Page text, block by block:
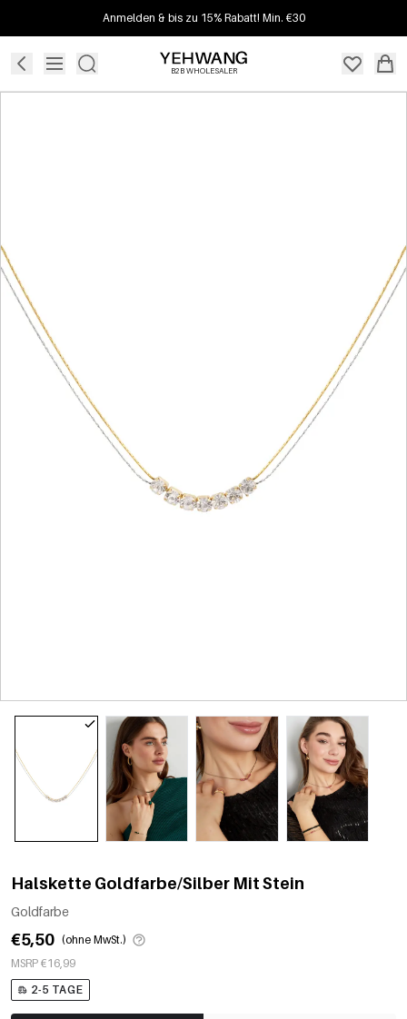
Anmelden & bis zu 15% Rabatt! Min. €30
B2B WHOLESALER
Halskette Goldfarbe/Silber Mit Stein
Goldfarbe
€5,50 (ohne MwSt.)
MSRP €16,99
2-5 TAGE